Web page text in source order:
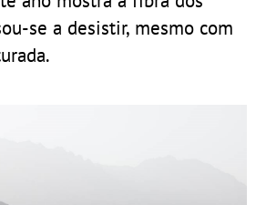
se a desistir, mesmo com